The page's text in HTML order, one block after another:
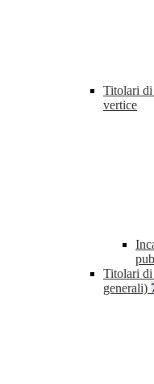
Titolari
vertice
Titolari
generali)